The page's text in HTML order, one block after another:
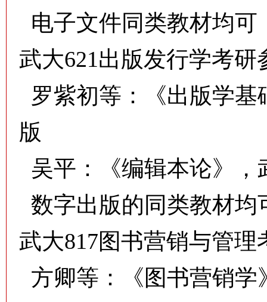
电子文件同类教材均可
武大621出版发行学考研
罗紫初等：《出版学基
版
吴平：《编辑本论》，
数字出版的同类教材均
武大817图书营销与管理
方卿等：《图书营销学